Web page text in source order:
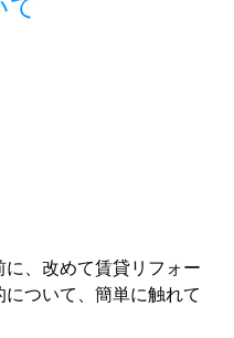
に、改めて賃貸リフォー
について、簡単に触れて